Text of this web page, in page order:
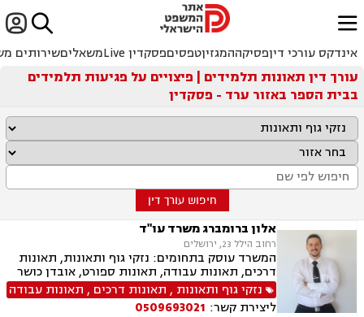

ﱐ
אינדקס עורכי דיןפסיקההמגזיןטפסיםפסקדין Live משאליםשירותים
עורך דין תאונות תלמידים | פיצויים על פגיעות תלמידים
בבית הספר באזור ערד - פסקדין
חיפוש עורך דין
אלון ברומברג משרד עו"ד
רחוב הילל 23, ירושלים
המשרד עוסק בתחומים: נזקי גוף ותאונות, תאונות
דרכים, תאונות עבודה, תאונות ספורט, אובדן כושר
עבודה, תאונות תלמידים, רשלנות רפואית, רשלנות
רפואית- הריון ולידה, ביטוח לאומי
נזקי גוף ותאונות , תאונות דרכים , תאונות עבודה
ליצירת קשר: 0509693021